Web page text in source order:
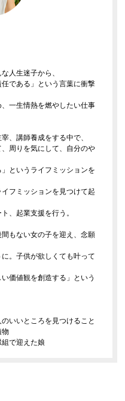
人生迷子から、
任である」という言葉に衝撃
、一生情熱を燃やしたい仕事
、講師養成をする中で、
、周りを気にして、自分のや
というライフミッションを
フミッションを見つけて起
、起業支援を行う。
もない女の子を迎え、念願
。子供が欲しくても叶って
価値観を創造する」という
いいところを見つけること
物
で迎えた娘